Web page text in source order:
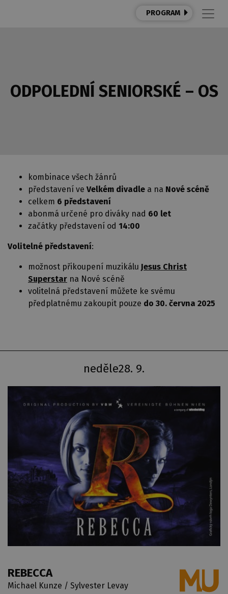
PROGRAM
ODPOLEDNÍ SENIORSKÉ – OS
kombinace všech žánrů
představení ve Velkém divadle a na Nové scéně
celkem 6 představení
abonmá určené pro diváky nad 60 let
začátky představení od 14:00
Volitelné představení:
možnost přikoupení muzikálu Jesus Christ
Superstar na Nové scéně
volitelná představení můžete ke svému
předplatnému zakoupit pouze do 30. června 2025
28. 9.
neděle
REBECCA
Michael Kunze / Sylvester Levay